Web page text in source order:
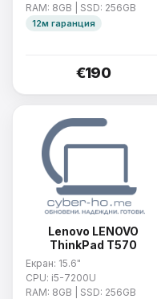
RAM: 8GB | SSD: 256GB
12м гаранция
€190
Lenovo LENOVO
ThinkPad T570
Екран: 15.6"
CPU: i5-7200U
RAM: 8GB | SSD: 256GB